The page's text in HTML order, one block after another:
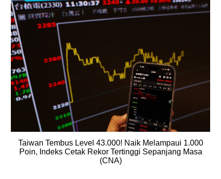
Taiwan Tembus Level 43.000! Naik Melampaui 1.000
Poin, Indeks Cetak Rekor Tertinggi Sepanjang Masa
(CNA)